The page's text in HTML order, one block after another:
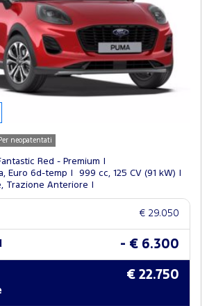
Per neopatentati
Red - Premium
Euro 6d-temp
999 cc, 125 CV (91 kW)
Trazione Anteriore
€ 29.050
- € 6.300
€ 22.750